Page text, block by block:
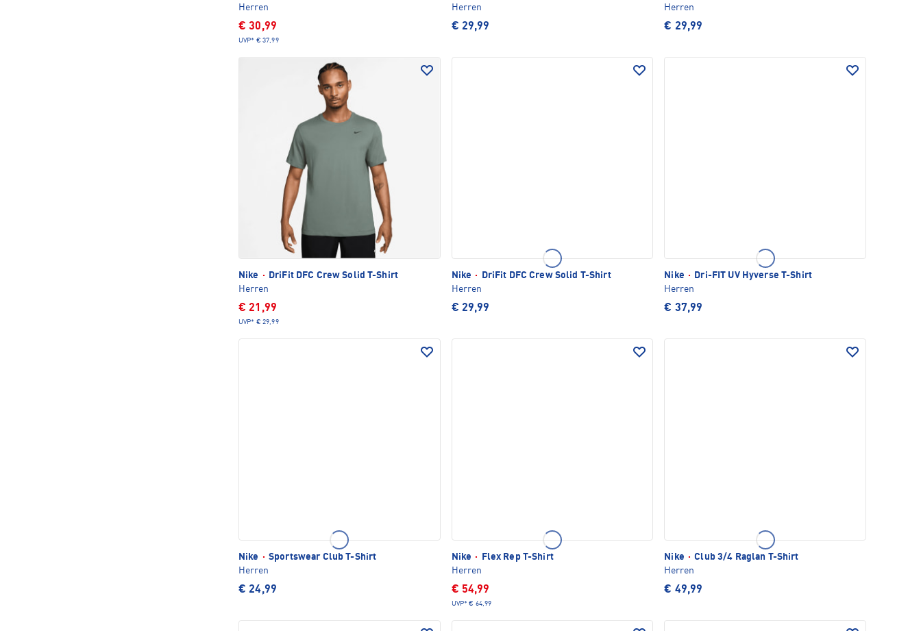
Herren
€ 30,99
UVP* € 37,99
Herren
€ 29,99
Herren
€ 29,99
Nike ·
DriFit DFC Crew Solid T-Shirt
Herren
€ 21,99
UVP* € 29,99
Nike ·
DriFit DFC Crew Solid T-Shirt
Herren
€ 29,99
Nike ·
Dri-FIT UV Hyverse T-Shirt
Herren
€ 37,99
Nike · Sportswear Club T-Shirt
Herren
€ 24,99
Nike ·
Flex Rep T-Shirt
Herren
€ 54,99
UVP* € 64,99
Nike · Club 3/4 Raglan T-Shirt
Herren
€ 49,99